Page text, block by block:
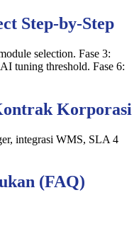
Step-by-Step
selection. Fase 3:
tuning threshold. Fase 6:
Korporasi
integrasi WMS, SLA 4
(FAQ)